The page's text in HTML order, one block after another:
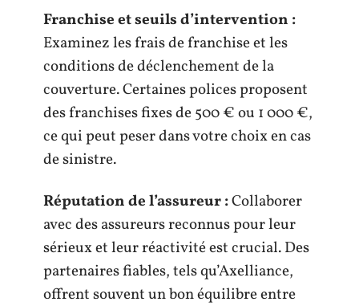
Franchise et seuils d’intervention :
Examinez les frais de franchise et les
conditions de déclenchement de la
couverture. Certaines polices proposent
des franchises fixes de 500 € ou 1 000 €,
ce qui peut peser dans votre choix en cas
de sinistre.
Réputation de l’assureur :Collaborer
avec des assureurs reconnus pour leur
sérieux et leur réactivité est crucial. Des
partenaires fiables, tels qu’Axelliance,
offrent souvent un bon équilibre entre